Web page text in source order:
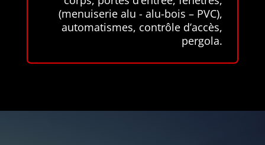
(menuiserie alu - alu-bois – PVC),
automatismes, contrôle d’accès,
pergola.